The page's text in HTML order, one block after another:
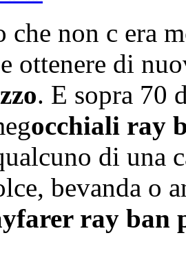
che non c era
ottenere di
. E sopra 70
occhiali ray
di una
bevanda o
ray ban